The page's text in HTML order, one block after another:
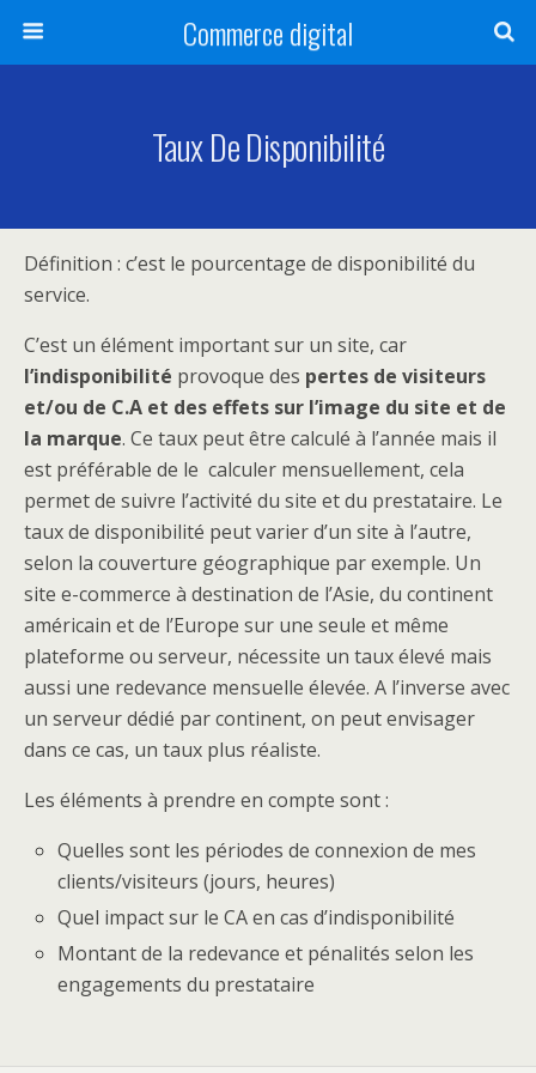
Commerce digital
Taux De Disponibilité
Définition : c’est le pourcentage de disponibilité du
service.
C’est un élément important sur un site, car
l’indisponibilité provoque des pertes de visiteurs
et/ou de C.A et des effets sur l’image du site et de
la marque. Ce taux peut être calculé à l’année mais il
est préférable de le calculer mensuellement, cela
permet de suivre l’activité du site et du prestataire. Le
taux de disponibilité peut varier d’un site à l’autre,
selon la couverture géographique par exemple. Un
site e-commerce à destination de l’Asie, du continent
américain et de l’Europe sur une seule et même
plateforme ou serveur, nécessite un taux élevé mais
aussi une redevance mensuelle élevée. A l’inverse avec
un serveur dédié par continent, on peut envisager
dans ce cas, un taux plus réaliste.
Les éléments à prendre en compte sont :
Quelles sont les périodes de connexion de mes
clients/visiteurs (jours, heures)
Quel impact sur le CA en cas d’indisponibilité
Montant de la redevance et pénalités selon les
engagements du prestataire